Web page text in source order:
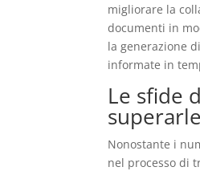
migliorare la
documenti in
la generazione
informate in
Le sfide
superarle
Nonostante i
nel processo di